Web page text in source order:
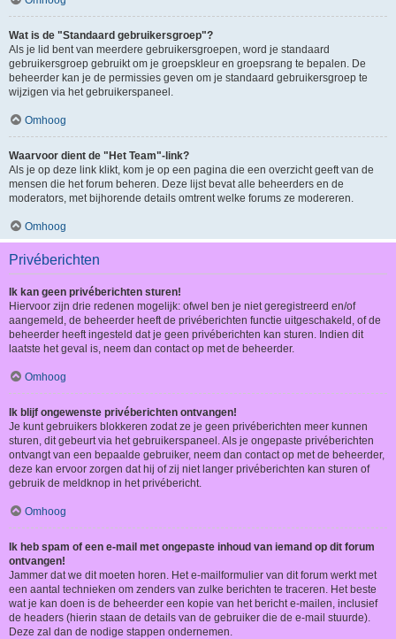
Wat is de "Standaard gebruikersgroep"?
Als je lid bent van meerdere gebruikersgroepen, word je standaard
gebruikersgroep gebruikt om je groepskleur en groepsrang te bepalen. De
beheerder kan je de permissies geven om je standaard gebruikersgroep te
wijzigen via het gebruikerspaneel.
Omhoog
Waarvoor dient de "Het Team"-link?
Als je op deze link klikt, kom je op een pagina die een overzicht geeft van de
mensen die het forum beheren. Deze lijst bevat alle beheerders en de
moderators, met bijhorende details omtrent welke forums ze modereren.
Omhoog
Privéberichten
Ik kan geen privéberichten sturen!
Hiervoor zijn drie redenen mogelijk: ofwel ben je niet geregistreerd en/of
aangemeld, de beheerder heeft de privéberichten functie uitgeschakeld, of de
beheerder heeft ingesteld dat je geen privéberichten kan sturen. Indien dit
laatste het geval is, neem dan contact op met de beheerder.
Omhoog
Ik blijf ongewenste privéberichten ontvangen!
Je kunt gebruikers blokkeren zodat ze je geen privéberichten meer kunnen
sturen, dit gebeurt via het gebruikerspaneel. Als je ongepaste privéberichten
ontvangt van een bepaalde gebruiker, neem dan contact op met de beheerder,
deze kan ervoor zorgen dat hij of zij niet langer privéberichten kan sturen of
gebruik de meldknop in het privébericht.
Omhoog
Ik heb spam of een e-mail met ongepaste inhoud van iemand op dit forum
ontvangen!
Jammer dat we dit moeten horen. Het e-mailformulier van dit forum werkt met
een aantal technieken om zenders van zulke berichten te traceren. Het beste
wat je kan doen is de beheerder een kopie van het bericht e-mailen, inclusief
de headers (hierin staan de details van de gebruiker die de e-mail stuurde).
Deze zal dan de nodige stappen ondernemen.